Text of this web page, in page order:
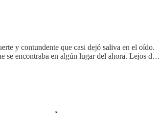
y contundente que casi dejó saliva en el oído.
se encontraba en algún lugar del ahora. Lejos d…